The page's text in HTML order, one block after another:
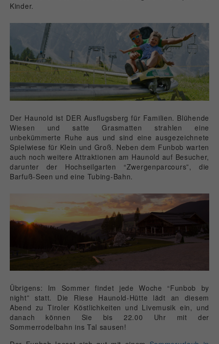
Kinder.
Der Haunold ist DER Ausflugsberg für Familien. Blühende
Wiesen und satte Grasmatten strahlen eine
unbekümmerte Ruhe aus und sind eine ausgezeichnete
Spielwiese für Klein und Groß. Neben dem Funbob warten
auch noch weitere Attraktionen am Haunold auf Besucher,
darunter der Hochseilgarten “Zwergenparcours”, die
Barfuß-Seen und eine Tubing-Bahn.
Übrigens: Im Sommer findet jede Woche “Funbob by
night” statt. Die Riese Haunold-Hütte lädt an diesem
Abend zu Tiroler Köstlichkeiten und Livemusik ein, und
danach können Sie bis 22.00 Uhr mit der
Sommerrodelbahn ins Tal sausen!